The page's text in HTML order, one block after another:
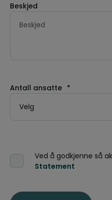
Beskjed
Antall ansatte *
Ved å godkjenne så
Statement